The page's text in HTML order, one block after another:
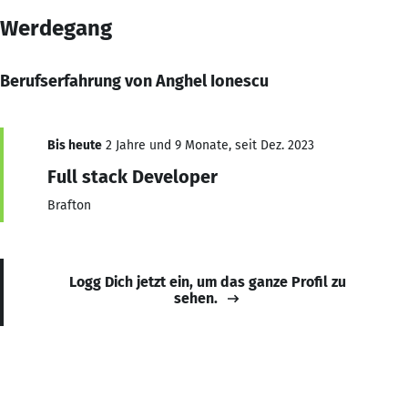
Werdegang
Berufserfahrung von Anghel Ionescu
Bis heute 2 Jahre und 9 Monate, seit Dez. 2023
Full stack Developer
Brafton
Logg Dich jetzt ein, um das ganze Profil zu
sehen.